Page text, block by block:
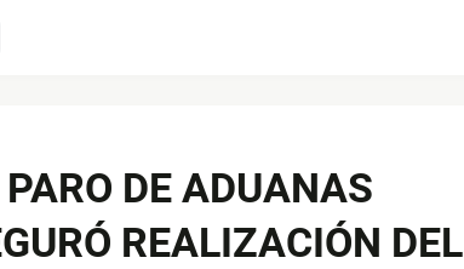
DE ADUANAS
REALIZACIÓN DEL